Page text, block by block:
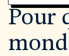
Pour